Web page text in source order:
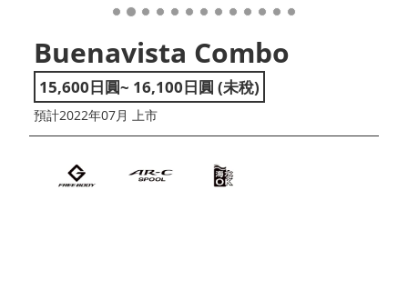
Buenavista Combo
15,600日圓~ 16,100日圓 (未稅)
預計2022年07月 上市